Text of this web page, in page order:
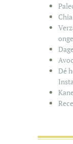
Dé